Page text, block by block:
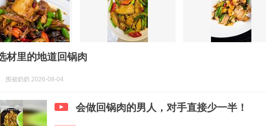
材里的地道回锅肉
围裙奶奶 2026-08-04
会做回锅肉的男人，对手直接少一半！